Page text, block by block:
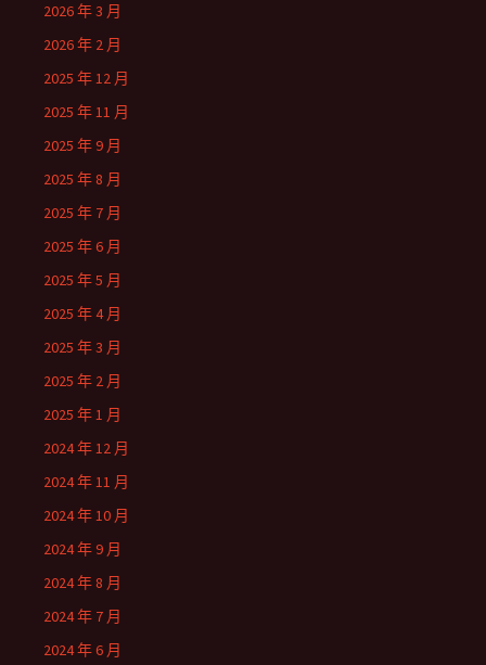
2026 年 3 月
2026 年 2 月
2025 年 12 月
2025 年 11 月
2025 年 9 月
2025 年 8 月
2025 年 7 月
2025 年 6 月
2025 年 5 月
2025 年 4 月
2025 年 3 月
2025 年 2 月
2025 年 1 月
2024 年 12 月
2024 年 11 月
2024 年 10 月
2024 年 9 月
2024 年 8 月
2024 年 7 月
2024 年 6 月